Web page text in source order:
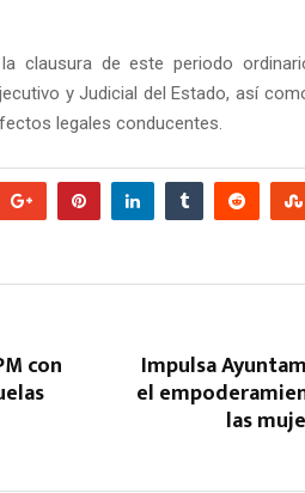
clausura de este periodo
y Judicial del Estado, así
legales conducentes.
con Impulsa
el
las